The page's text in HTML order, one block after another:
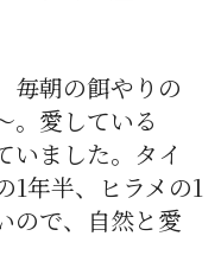
毎朝の餌やりの
。愛している
ました。タイ
1年半、ヒラメの1
ので、自然と愛